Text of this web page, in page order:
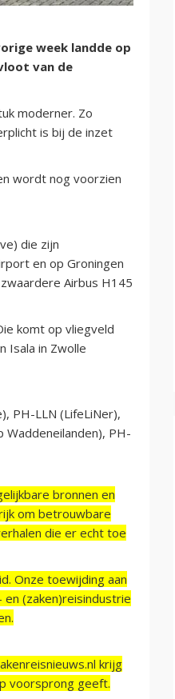
week landde op
van de
moderner. Zo
is bij de inzet
wordt nog voorzien
die zijn
en op Groningen
Airbus H145
komt op vliegveld
Isala in Zwolle
PH-LLN (LifeLiNer),
Waddeneilanden), PH-
bronnen en
om betrouwbare
die er echt toe
Onze toewijding aan
(zaken)reisindustrie
krijg
voorsprong geeft.